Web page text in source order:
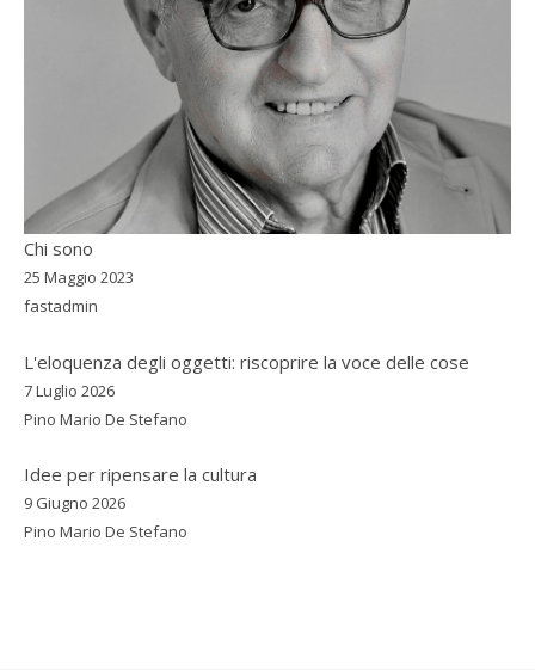
Chi sono
25 Maggio 2023
fastadmin
L'eloquenza degli oggetti: riscoprire la voce delle cose
7 Luglio 2026
Pino Mario De Stefano
Idee per ripensare la cultura
9 Giugno 2026
Pino Mario De Stefano